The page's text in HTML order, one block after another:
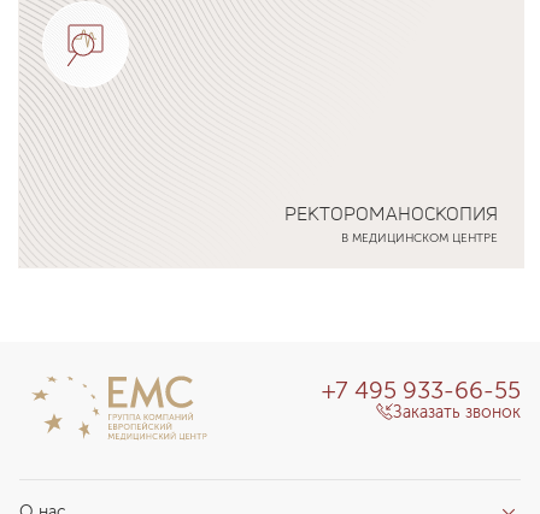
РЕКТОРОМАНОСКОПИЯ
В МЕДИЦИНСКОМ ЦЕНТРЕ
+7 495 933-66-55
Заказать звонок